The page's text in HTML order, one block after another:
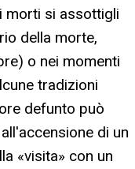
morti si assottigli
della morte,
o nei momenti
tradizioni
defunto può
di un
«visita» con un